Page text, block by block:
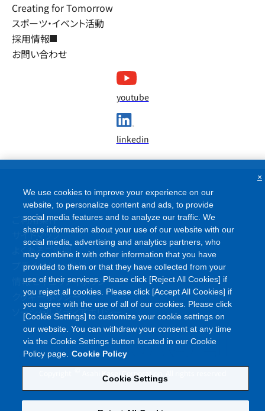
Creating for Tomorrow
スポーツ・イベント活動
採用情報
お問い合わせ
youtube
linkedin
ご利用条件
サイトマップ
よくあるご質問
プライバシーポリシー
情報セキュリティポリシー
クッキーポリシー
ソーシャルメディアポリシー
©
We use cookies to improve your experience on our
website, to personalize content and ads, to provide
social media features and to analyze our traffic. We
share information about your use of our website with our
social media, advertising and analytics partners, who
may combine it with other information that you have
provided to them or that they have collected from your
use of their services. Please click [Reject All Cookies] if
you reject all cookies. Please click [Accept All Cookies] if
you agree with the use of all of our cookies. Please click
[Cookie Settings] to customize your cookie settings on
our website. You can withdraw your consent at any time
via the Cookie Settings button located in our Cookie
Policy page. Cookie Policy
Cookie Settings
×